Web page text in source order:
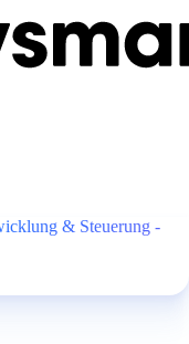
& Steuerung -